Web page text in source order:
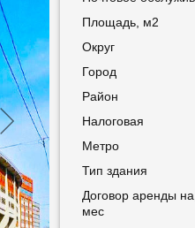
Площадь, м2
Округ
Город
Район
Налоговая
Метро
Тип здания
Договор аренды
мес